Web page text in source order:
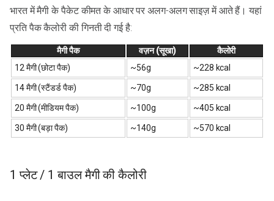
भारत में मैगी के पैकेट कीमत के आधार पर अलग-अलग साइज़ में आते हैं। यहां
प्रति पैक कैलोरी की गिनती दी गई है:
मैगी पैक वज़न (सूखा)
कैलोरी
₹12 मैगी (छोटा पैक)
~56g ~228 kcal
₹14 मैगी (स्टैंडर्ड पैक) ~70g ~285 kcal
₹20 मैगी (मीडियम पैक) ~100g ~405 kcal
₹30 मैगी (बड़ा पैक) ~140g ~570 kcal
1 प्लेट / 1 बाउल मैगी की कैलोरी